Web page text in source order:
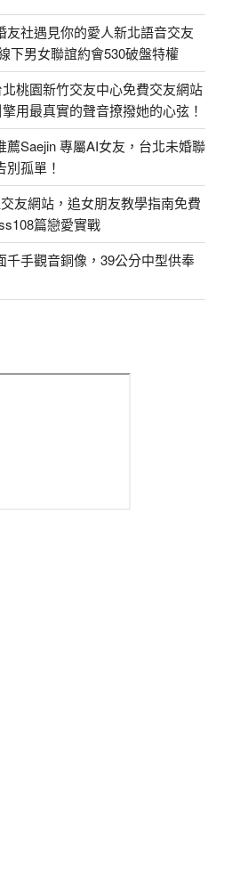
友社遇見你的愛人新北語音交友
下男女聯誼約會530破盤特權
桃園新竹交友中心免費交友網站
用最真實的聲音撩撥她的心弦！
薦Saejin 專屬AI女友，台北未婚聯
孤單！
友網站，追女朋友教學指南免費
篇戀愛實戰
千手觀音銅像，39公分中型供奉